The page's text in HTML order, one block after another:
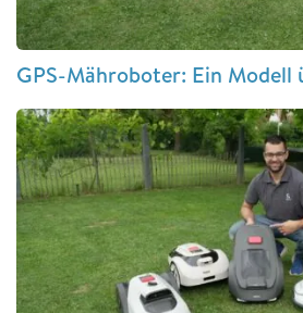
GPS-Mähroboter: Ein